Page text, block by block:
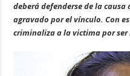
deberá defenderse de la
agravado por el vínculo. Con
criminaliza a la victima por ser